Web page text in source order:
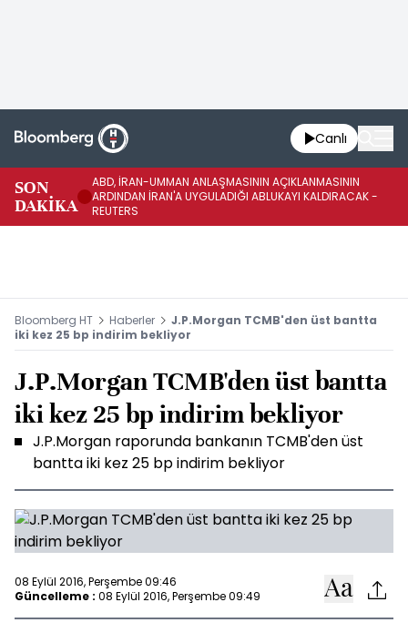
Canlı
SON
DAKİKA
ABD, İRAN-UMMAN ANLAŞMASININ AÇIKLANMASININ
ARDINDAN İRAN'A UYGULADIĞI ABLUKAYI KALDIRACAK -
REUTERS
Bloomberg HT Haberler
J.P.Morgan TCMB'den üst bantta
iki kez 25 bp indirim bekliyor
J.P.Morgan TCMB'den üst bantta
iki kez 25 bp indirim bekliyor
J.P.Morgan raporunda bankanın TCMB'den üst
bantta iki kez 25 bp indirim bekliyor
08 Eylül 2016, Perşembe 09:46
Güncelleme : 08 Eylül 2016, Perşembe 09:49